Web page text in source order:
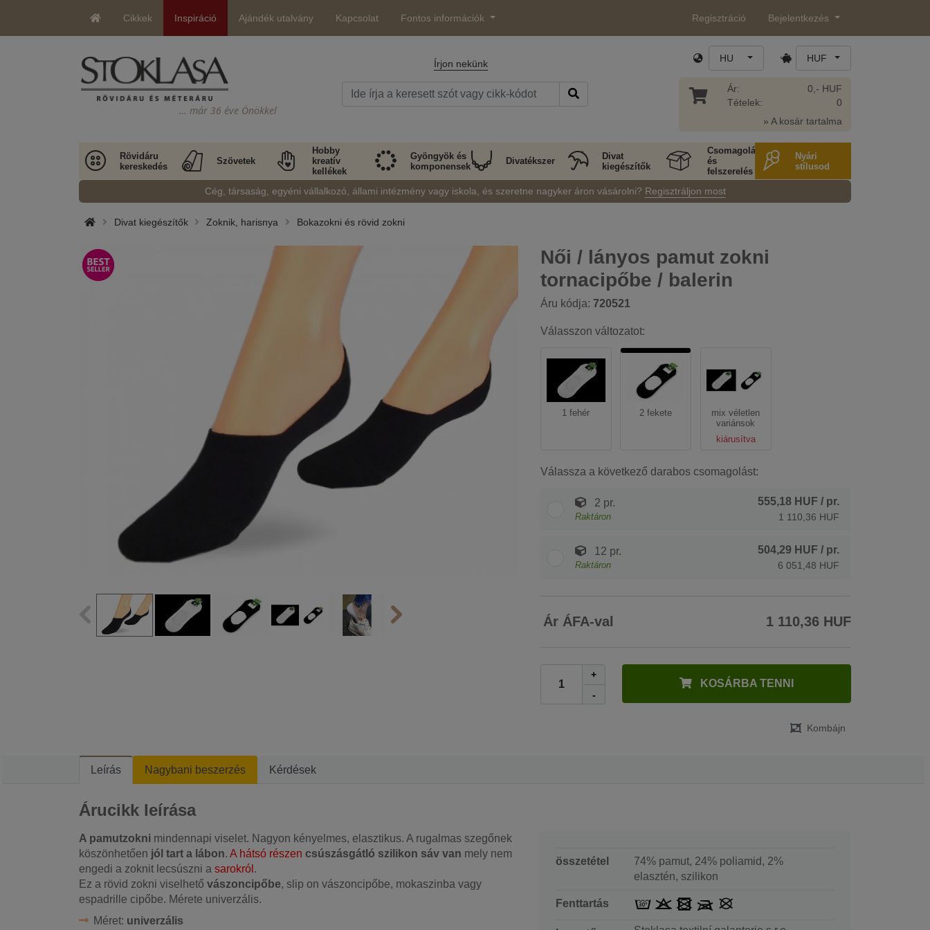
Cikkek Inspiráció Ajándék utalvány Kapcsolat Fontos információk Regisztráció Bejelentkezés
… már 36 éve Önökkel
Írjon nekünk HU HUF
Ár:
Tételek:
0,- HUF
0
» A kosár tartalma
Rövidáru
kereskedés
Szövetek
Hobby
kreatív
kellékek
Gyöngyök és
komponensek
Divatékszer
Divat
kiegészítők
Csomagolás
és
felszerelés
Nyári
stílusod
Cég, társaság, egyéni vállalkozó, állami intézmény vagy iskola, és szeretne nagyker áron vásárolni? Regisztráljon most
Divat kiegészítők Zoknik, harisnya Bokazokni és rövid zokni
Női / lányos pamut zokni
tornacipőbe / balerin
Áru kódja: 720521
Válasszon változatot:
1 fehér 2 fekete
mix véletlen
variánsok
kiárusítva
Válassza a következő darabos csomagolást:
2 pr.
Raktáron
555,18 HUF / pr.
1 110,36 HUF
12 pr.
Raktáron
504,29 HUF / pr.
6 051,48 HUF
Ár ÁFA-val 1 110,36 HUF
+
-
KOSÁRBA TENNI
Kombájn
Leírás Nagybani beszerzés Kérdések
Árucikk leírása
A pamutzokni mindennapi viselet. Nagyon kényelmes, elasztikus. A rugalmas szegőnek
köszönhetően jól tart a lábon. A hátsó részen csúszásgátló szilikon sáv van mely nem
engedi a zoknit lecsúszni a sarokról .
Ez a rövid zokni viselhető vászoncipőbe, slip on vászoncipőbe, mokaszinba vagy
espadrille cipőbe. Mérete univerzális.
Méret: univerzális
összetétel
74% pamut, 24% poliamid, 2%
elasztén, szilikon
Fenttartás